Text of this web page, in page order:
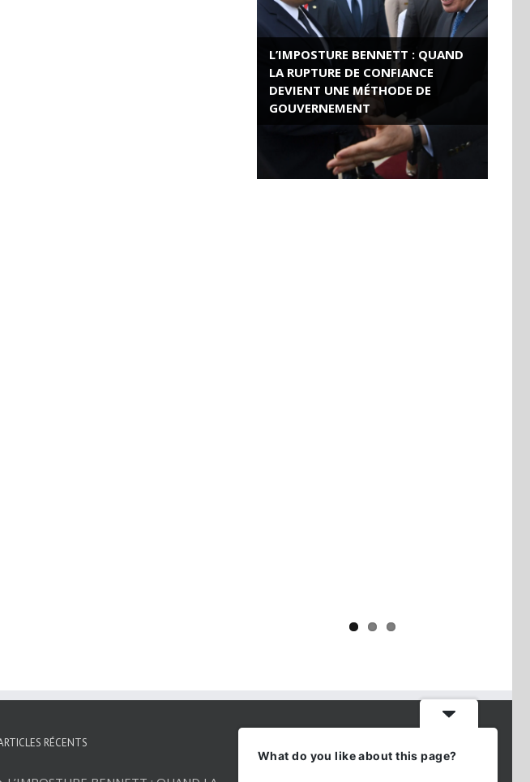
L’IMPOSTURE BENNETT : QUAND
LA RUPTURE DE CONFIANCE
DEVIENT UNE MÉTHODE DE
GOUVERNEMENT
ROSE VALLAND, HEROÏNE DE LA
RESISTANCE FRANÇAISE
RÉCENTS
What do you like about this page?